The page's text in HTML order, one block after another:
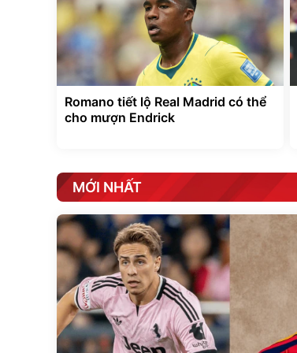
Romano tiết lộ Real Madrid có thể
cho mượn Endrick
MỚI NHẤT